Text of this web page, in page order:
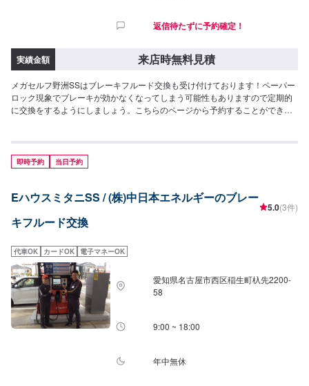
返信待たずに予約確定！
実績金額 来店時無料見積
メガセルフ野洲SSはブレーキフルード交換も受け付けております！ペーパー
ロック現象でブレーキが効かなくなってしまう可能性もありますので定期的
に交換をするようにしましょう。こちらのページから予約することができま
即時予約 当日予約
EハウスミタニSS / (株)中日本エネルギーのブレー
キフルード交換
5.0(3件)
代車OK カードOK 電子マネーOK
愛知県名古屋市西区稲生町杁先2200-
58
9:00 ~ 18:00
年中無休